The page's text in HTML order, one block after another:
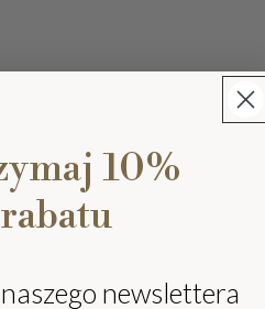
10%
rabatu
newslettera